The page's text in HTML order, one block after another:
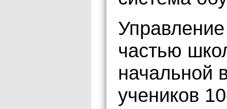
частью
начальной
учеников